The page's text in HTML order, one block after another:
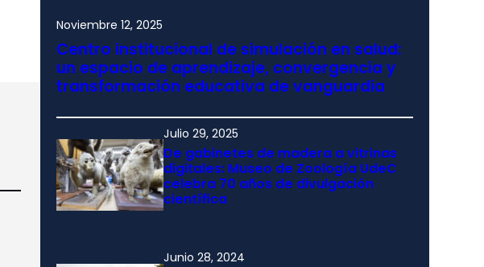
Noviembre 12, 2025
Centro institucional de simulación en salud:
un espacio de aprendizaje, convergencia y
transformación educativa de vanguardia
Julio 29, 2025
De gabinetes de madera a vitrinas
digitales: Museo de Zoología UdeC
celebra 70 años de divulgación
científica
Junio 28, 2024